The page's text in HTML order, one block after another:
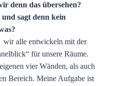
denn das übersehen?
sagt denn kein
wir alle entwickeln mit der
für unsere Räume.
vier Wänden, als auch
Bereich. Meine Aufgabe ist